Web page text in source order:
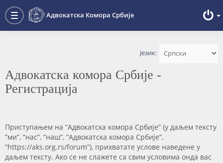
Toggle
Адвокатска Комора Србије
Преглед форума
Језик:
Адвокатска комора Србије -
Регистрација
Приступањем на “Адвокатска комора Србије” (у даљем тексту
“ми”, “нас”, “наш”, “Адвокатска комора Србије”,
“https://aks.org.rs/forum”), прихватате услове наведене у
даљем тексту. Ако се не слажете са свим условима онда вас